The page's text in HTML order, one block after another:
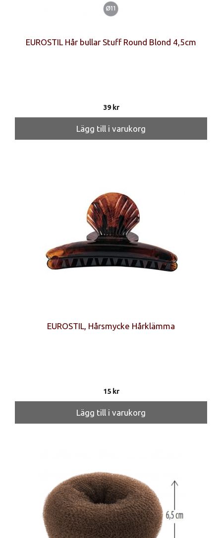
EUROSTIL Hår bullar Stuff Round Blond 4,5cm
39kr
Lägg till i varukorg
EUROSTIL, Hårsmycke Hårklämma
15 kr
Lägg till i varukorg